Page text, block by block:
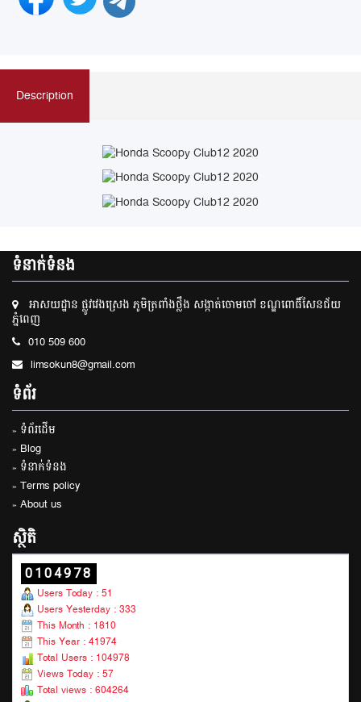
Description
ទំនាក់ទំនង
អាសយដ្ឋាន ផ្លូវវេងស្រេង ភូមិត្រពាំងថ្លឹង សង្កាត់ចោមចៅ ខណ្ឌពោធិ៍សែនជ័យ
ភ្នំពេញ
010 509 600
limsokun8@gmail.com
ទំព័រ
» ទំព័រដើម
» Blog
» ទំនាក់ទំនង
» Terms policy
» About us
ស្ថិតិ
0104978
Users Today : 51
Users Yesterday : 333
This Month : 1810
This Year : 41974
Total Users : 104978
Views Today : 57
Total views : 604264